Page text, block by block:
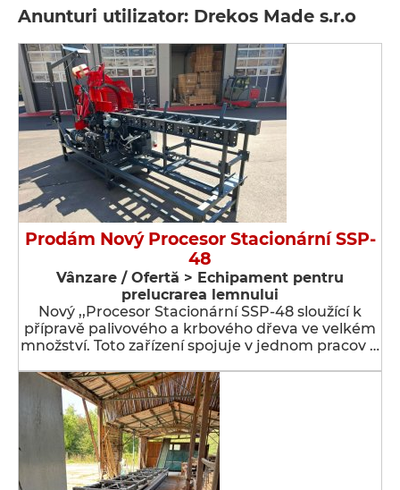
Anunturi utilizator: Drekos Made s.r.o
Prodám Nový Procesor Stacionární SSP-
48
Vânzare / Ofertă > Echipament pentru
prelucrarea lemnului
Nový ,,Procesor Stacionární SSP-48 sloužící k
přípravě palivového a krbového dřeva ve velkém
množství. Toto zařízení spojuje v jednom pracov …